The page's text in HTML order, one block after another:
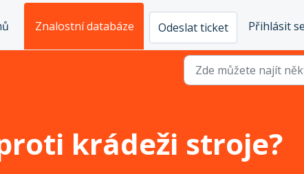
Znalostní databáze Odeslat ticket Přihlásit se
krádeži stroje?